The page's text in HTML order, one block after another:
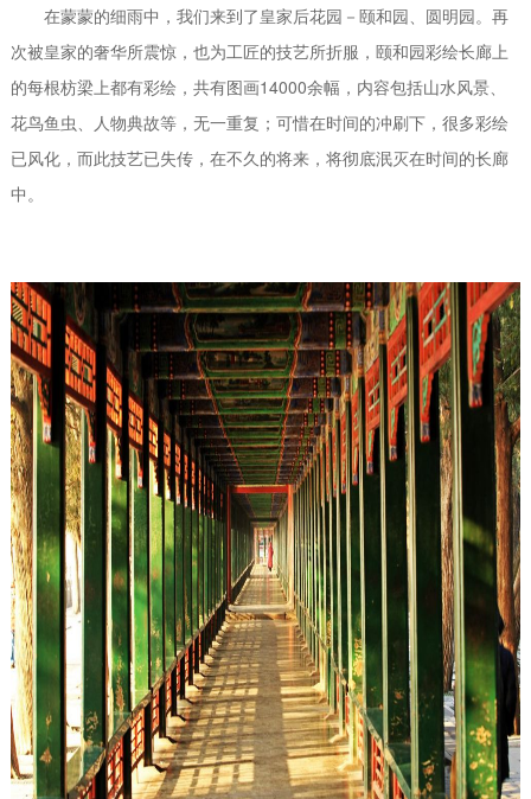
在蒙蒙的细雨中，我们来到了皇家后花园－颐和园、圆明园。再
次被皇家的奢华所震惊，也为工匠的技艺所折服，颐和园彩绘长廊上
的每根枋梁上都有彩绘，共有图画14000余幅，内容包括山水风景、
花鸟鱼虫、人物典故等，无一重复；可惜在时间的冲刷下，很多彩绘
已风化，而此技艺已失传，在不久的将来，将彻底泯灭在时间的长廊
中。